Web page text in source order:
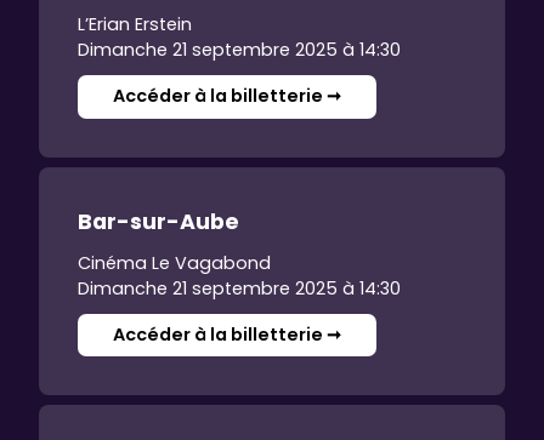
L’Erian Erstein
Dimanche 21 septembre 2025 à 14:30
Accéder à la billetterie ➞
Bar-sur-Aube
Cinéma Le Vagabond
Dimanche 21 septembre 2025 à 14:30
Accéder à la billetterie ➞